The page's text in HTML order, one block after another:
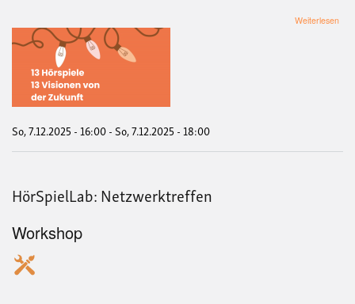
Weiterlesen
So, 7.12.2025 - 16:00-So, 7.12.2025 - 18:00
HörSpielLab: Netzwerktreffen
Workshop